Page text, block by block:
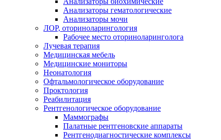
Анализаторы гематологические
Анализаторы мочи
ЛОР, оториноларингология
Рабочее место оториноларинголога
Лучевая терапия
Медицинская мебель
Медицинские мониторы
Неонатология
Офтальмологическое оборудование
Проктология
Реабилитация
Рентгенологическое оборудование
Маммографы
Палатные рентгеновские аппараты
Рентгенодиагностические комплексы